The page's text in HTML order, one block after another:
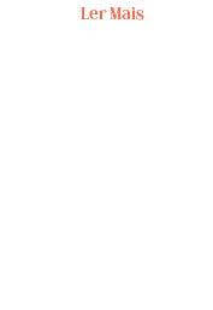
Ler Mais